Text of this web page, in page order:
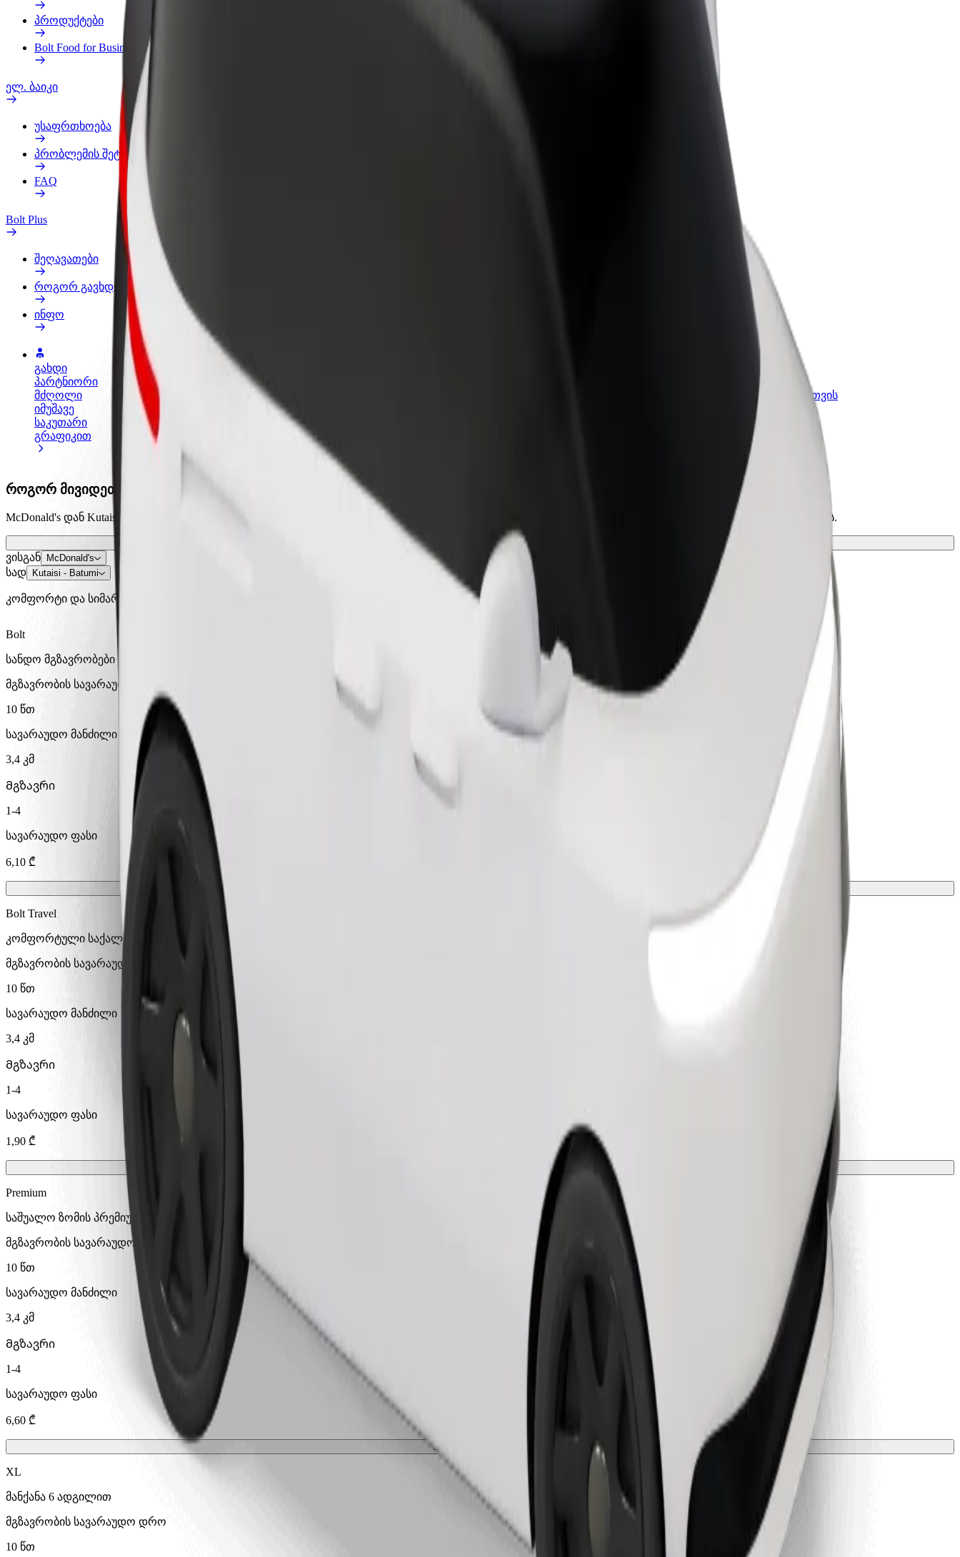
პროდუქტები
Bolt Food for Business
ელ. ბაიკი
უსაფრთხოება
პრობლემის შეტყობინება
FAQ
Bolt Plus
შეღავათები
როგორ გავხდე გამომწერი
ინფო
გახდი
პარტნიორი
მძღოლი
იმუშავე
საკუთარი
გრაფიკით
გახდი კურიერი
შეასრულე შეკვეთები და გამოიმუშვე
თანხა ყოველკვირეულად
Bolt-ის პროდუქტები და
სერვისები, შენი ბიზნესისთვის
როგორ მივიდეთ McDonald's დან Kutaisi - Batumi მდე
McDonald's დან Kutaisi - Batumi მდე გადაადგილების საუკეთესო გზას ეძებ? აღმოაჩინე ჩვენი სერვისები და იპოვე საუკეთესო ვარიანტი შენი მგზავრობისთვის.
გადმოწერე აპლიკაცია
ვისგან McDonald's
სად Kutaisi - Batumi
კომფორტი და სიმარტივე შენს ხელთაა!
Bolt
სანდო მგზავრობები ყოველდღიური საშუალო ზომის ავტომობილებით.
მგზავრობის სავარაუდო დრო
10 წთ
სავარაუდო მანძილი
3,4 კმ
Მგზავრი
1-4
სავარაუდო ფასი
6,10 ₾
Bolt Travel
კომფორტული საქალაქთაშორისო მგზავრობები
მგზავრობის სავარაუდო დრო
10 წთ
სავარაუდო მანძილი
3,4 კმ
Მგზავრი
1-4
სავარაუდო ფასი
1,90 ₾
Premium
საშუალო ზომის პრემიუმ ავტომობილები მაღალი დონის კომფორტით
მგზავრობის სავარაუდო დრო
10 წთ
სავარაუდო მანძილი
3,4 კმ
Მგზავრი
1-4
სავარაუდო ფასი
6,60 ₾
შეუკვეთე მგზავრობა
XL
მანქანა 6 ადგილით
მგზავრობის სავარაუდო დრო
10 წთ